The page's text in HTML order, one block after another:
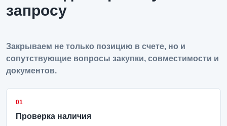
запросу
Закрываем не только позицию в счете, но и
сопутствующие вопросы закупки, совместимости и
документов.
01
Проверка наличия